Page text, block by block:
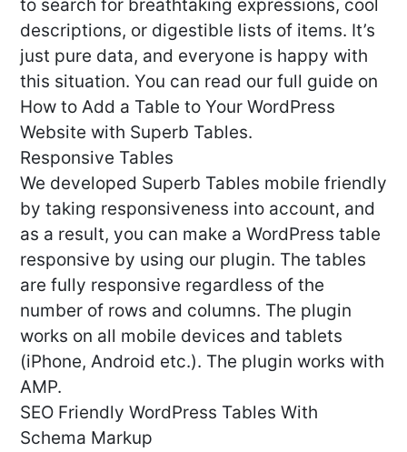
to search for breathtaking expressions, cool
descriptions, or digestible lists of items. It’s
just pure data, and everyone is happy with
this situation. You can read our full guide on
How to Add a Table to Your WordPress
Website with Superb Tables.
Responsive Tables
We developed Superb Tables mobile friendly
by taking responsiveness into account, and
as a result, you can make a WordPress table
responsive by using our plugin. The tables
are fully responsive regardless of the
number of rows and columns. The plugin
works on all mobile devices and tablets
(iPhone, Android etc.). The plugin works with
AMP.
SEO Friendly WordPress Tables With
Schema Markup